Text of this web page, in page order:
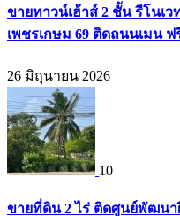
ขายทาวน์เฮ้าส์ 2 ชั้น รีโนเ
เพชรเกษม 69 ติดถนนเมน ฟ
26 มิถุนายน 2026
10
ขายที่ดิน 2 ไร่ ติดศูนย์พัฒน